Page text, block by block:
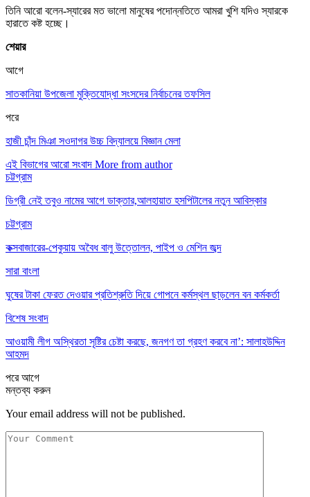
তিনি আরো বলেন-স্যারের মত ভালো মানুষের পদোন্নতিতে আমরা খুশি যদিও স্যারকে
হারাতে কষ্ট হচ্ছে।
শেয়ার
আগে
সাতকানিয়া উপজেলা মুক্তিযোদ্ধা সংসদের নির্বাচনের তফসিল
পরে
হাজী চাঁন্দ মিঞা সওদাগর উচ্চ বিদ্যালয়ে বিজ্ঞান মেলা
এই বিভাগের আরো সংবাদ More from author
চট্টগ্রাম
ডিগ্রী নেই তবুও নামের আগে ডাক্তার,আলহায়াত হসপিটালের নতুন আবিস্কার
চট্টগ্রাম
কক্সবাজারের-পেকুয়ায় অবৈধ বালু উত্তোলন, পাইপ ও মেশিন জব্দ
সারা বাংলা
ঘুষের টাকা ফেরত দেওয়ার প্রতিশ্রুতি দিয়ে গোপনে কর্মস্থল ছাড়লেন বন কর্মকর্তা
বিশেষ সংবাদ
আওয়ামী লীগ অস্থিরতা সৃষ্টির চেষ্টা করছে, জনগণ তা গ্রহণ করবে না’: সালাহউদ্দিন
আহমদ
পরেআগে
মন্তব্য করুন
Your email address will not be published.